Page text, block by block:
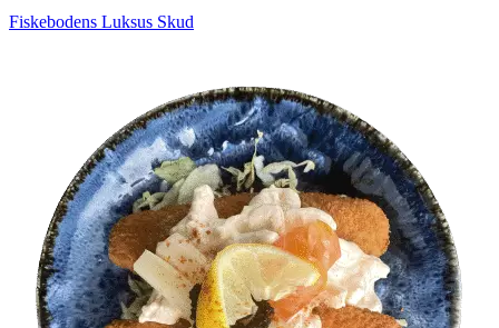
Fiskebodens Luksus Skud